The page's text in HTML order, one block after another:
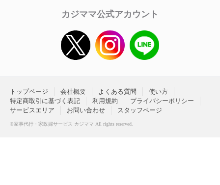
カジママ公式アカウント
トップページ 会社概要 よくある質問
使い方
特定商取引に基づく表記
利用規約
プライバシーポリシー
サービスエリア
お問い合わせ スタッフページ
©家事代行・家政婦サービス カジママ All rights reserved.